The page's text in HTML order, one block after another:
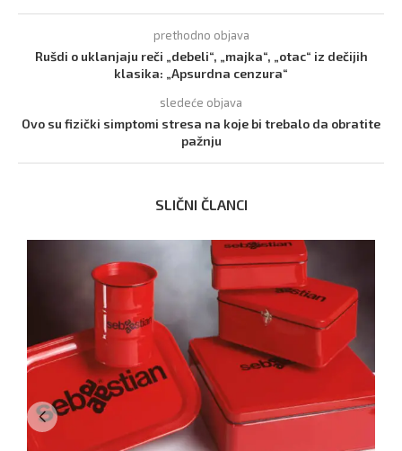
prethodno objava
Rušdi o uklanjaju reči „debeli“, „majka“, „otac“ iz dečijih
klasika: „Apsurdna cenzura“
sledeće objava
Ovo su fizički simptomi stresa na koje bi trebalo da obratite
pažnju
SLIČNI ČLANCI